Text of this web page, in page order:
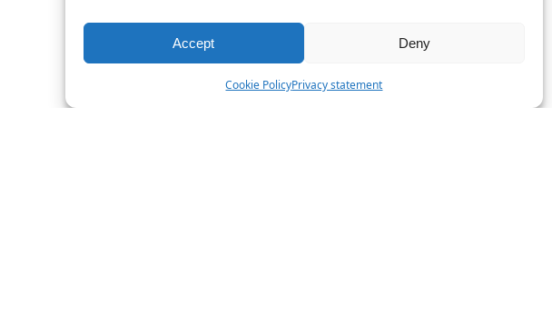
Accept Deny
Cookie PolicyPrivacy statement